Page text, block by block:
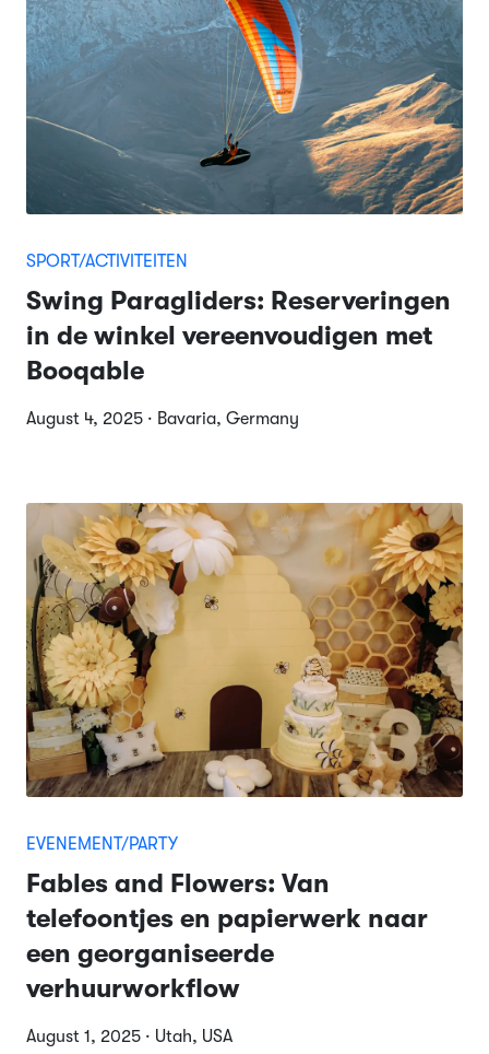
SPORT/ACTIVITEITEN
Swing Paragliders: Reserveringen
in de winkel vereenvoudigen met
Booqable
August 4, 2025 · Bavaria, Germany
EVENEMENT/PARTY
Fables and Flowers: Van
telefoontjes en papierwerk naar
een georganiseerde
verhuurworkflow
August 1, 2025 · Utah, USA